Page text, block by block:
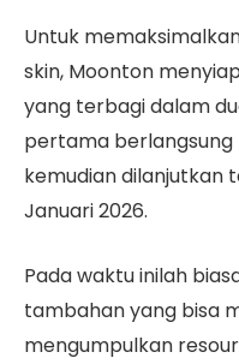
Untuk
skin, Moonton
yang terbagi dalam
pertama berlangsung
kemudian dilanjutkan
Januari 2026.
Pada waktu inilah
tambahan yang bisa
mengumpulkan